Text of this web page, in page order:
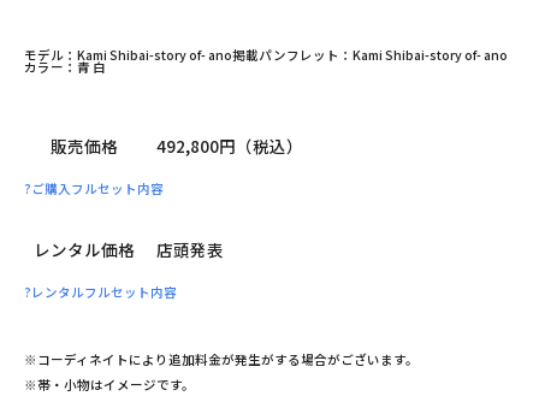
モデル：Kami Shibai-story of- ano掲載パンフレット：Kami Shibai-story of- ano
カラー：青 白
販売価格 492,800円（税込）
? ご購入フルセット内容
レンタル価格 店頭発表
? レンタルフルセット内容
※コーディネイトにより追加料金が発生がする場合がございます。
※帯・小物はイメージです。